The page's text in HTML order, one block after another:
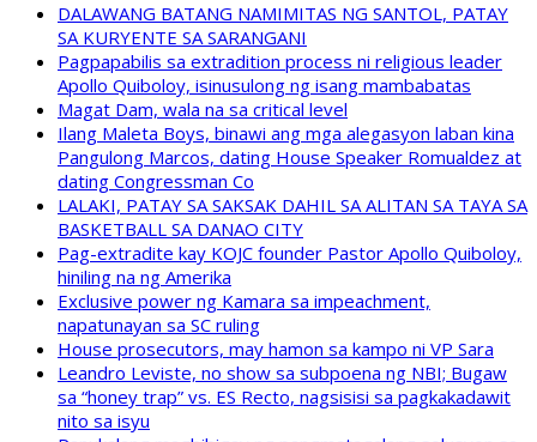
DALAWANG BATANG NAMIMITAS NG SANTOL, PATAY
SA KURYENTE SA SARANGANI
Pagpapabilis sa extradition process ni religious leader
Apollo Quiboloy, isinusulong ng isang mambabatas
Magat Dam, wala na sa critical level
Ilang Maleta Boys, binawi ang mga alegasyon laban kina
Pangulong Marcos, dating House Speaker Romualdez at
dating Congressman Co
LALAKI, PATAY SA SAKSAK DAHIL SA ALITAN SA TAYA SA
BASKETBALL SA DANAO CITY
Pag-extradite kay KOJC founder Pastor Apollo Quiboloy,
hiniling na ng Amerika
Exclusive power ng Kamara sa impeachment,
napatunayan sa SC ruling
House prosecutors, may hamon sa kampo ni VP Sara
Leandro Leviste, no show sa subpoena ng NBI; Bugaw
sa “honey trap” vs. ES Recto, nagsisisi sa pagkakadawit
nito sa isyu